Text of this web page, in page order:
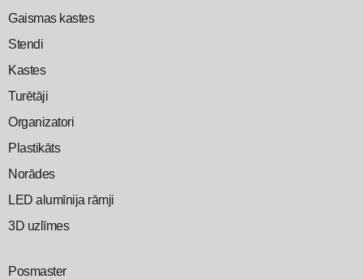
Gaismas kastes
Stendi
Kastes
Turētāji
Organizatori
Plastikāts
Norādes
LED alumīnija rāmji
3D uzlīmes
Posmaster